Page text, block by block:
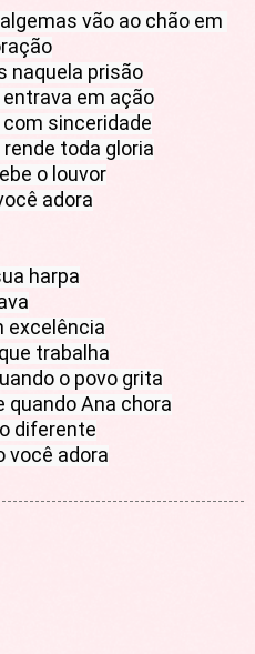
vão ao chão em
naquela prisão
em ação
sinceridade
toda gloria
o louvor
adora
harpa
excelência
trabalha
o povo grita
quando Ana chora
diferente
você adora